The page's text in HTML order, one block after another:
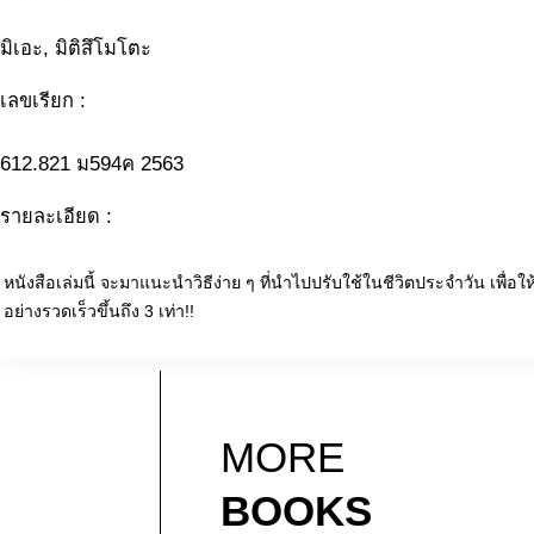
มิเอะ, มิติสึโมโตะ
เลขเรียก :
612.821 ม594ค 2563
รายละเอียด :
หนังสือเล่มนี้ จะมาแนะนำวิธีง่าย ๆ ที่นำไปปรับใช้ในชีวิตประจำวัน เพื่
อย่างรวดเร็วขึ้นถึง 3 เท่า!!
MORE
BOOKS